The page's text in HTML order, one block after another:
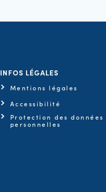
INFOS LÉGALES
Mentions légales
Accessibilité
Protection des données
personnelles